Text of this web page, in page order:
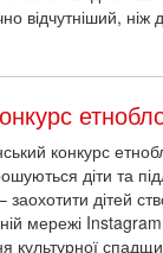
діти та
заохотити дітей
мережі
культурної
танців та